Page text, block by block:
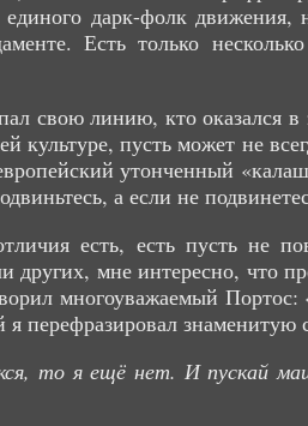
дарк-фолк
Есть только
свою линию, кто оказался
культуре, пусть может не
утонченный
а если не
есть, есть пусть не
мне интересно, что
многоуважаемый
перефразировал
то я ещё нет. И пускай